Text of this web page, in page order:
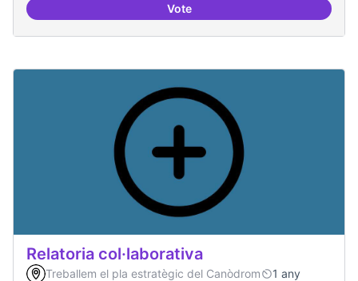
VoteArxiu digital al Canòdrom
Relatoria col·laborativa
Treballem el pla estratègic del Canòdrom
1 any